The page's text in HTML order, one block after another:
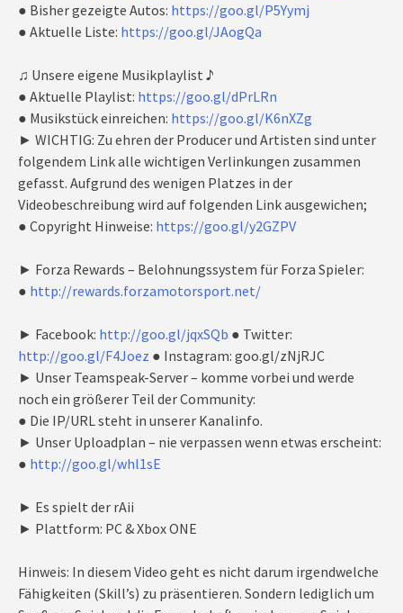
● Bisher gezeigte Autos: https://goo.gl/P5Yymj
● Aktuelle Liste: https://goo.gl/JAogQa
♫ Unsere eigene Musikplaylist ♪
● Aktuelle Playlist: https://goo.gl/dPrLRn
● Musikstück einreichen: https://goo.gl/K6nXZg
► WICHTIG: Zu ehren der Producer und Artisten sind unter
folgendem Link alle wichtigen Verlinkungen zusammen
gefasst. Aufgrund des wenigen Platzes in der
Videobeschreibung wird auf folgenden Link ausgewichen;
● Copyright Hinweise: https://goo.gl/y2GZPV
► Forza Rewards – Belohnungssystem für Forza Spieler:
● http://rewards.forzamotorsport.net/
► Facebook: http://goo.gl/jqxSQb ● Twitter:
http://goo.gl/F4Joez ● Instagram: goo.gl/zNjRJC
► Unser Teamspeak-Server – komme vorbei und werde
noch ein größerer Teil der Community:
● Die IP/URL steht in unserer Kanalinfo.
► Unser Uploadplan – nie verpassen wenn etwas erscheint:
● http://goo.gl/whl1sE
► Es spielt der rAii
► Plattform: PC & Xbox ONE
Hinweis: In diesem Video geht es nicht darum irgendwelche
Fähigkeiten (Skill’s) zu präsentieren. Sondern lediglich um